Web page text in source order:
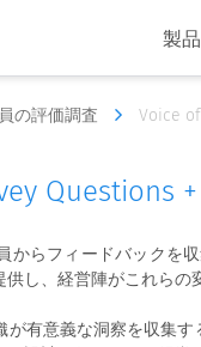
製品
の評価調査 Voice
Questions
からフィードバックを
し、経営陣がこれらの
有意義な洞察を収集